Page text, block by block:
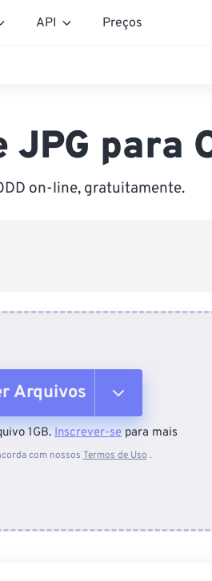
API Preços
JPG para
on-line, gratuitamente.
Arquivos
1GB. Inscrever-se para mais
com nossos Termos de Uso .